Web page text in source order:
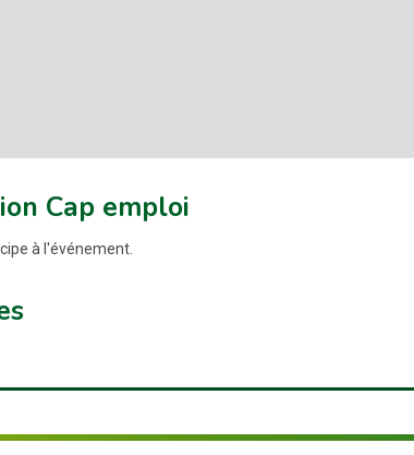
Cap emploi
à l'événement.